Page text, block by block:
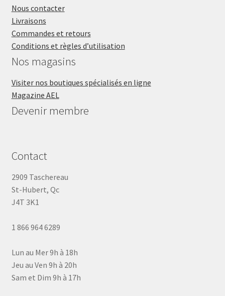
Nous contacter
Livraisons
Commandes et retours
Conditions et règles d’utilisation
Nos magasins
Visiter nos boutiques spécialisés en ligne
Magazine AEL
Devenir membre
Contact
2909 Taschereau
St-Hubert, Qc
J4T 3K1
1 866 964 6289
Lun au Mer 9h à 18h
Jeu au Ven 9h à 20h
Sam et Dim 9h à 17h